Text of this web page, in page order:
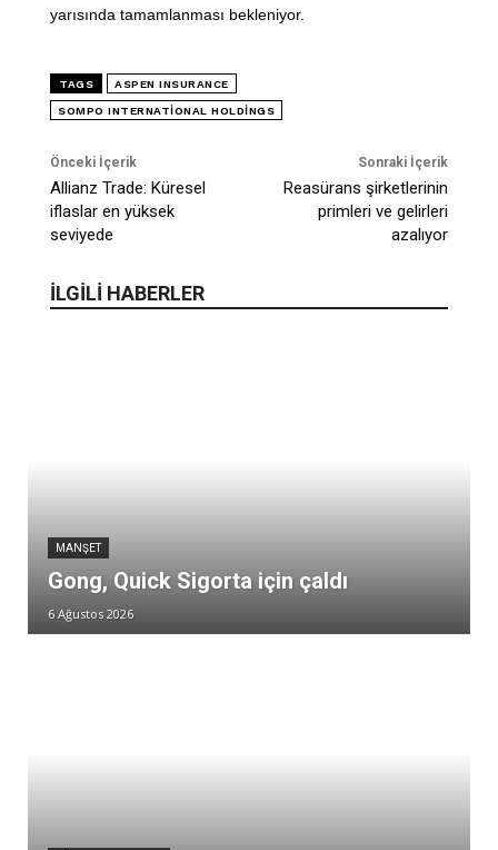
yarısında tamamlanması bekleniyor.
TAGS ASPEN INSURANCE
SOMPO INTERNATIONAL HOLDINGS
Önceki İçerik
Allianz Trade: Küresel
iflaslar en yüksek
seviyede
Sonraki İçerik
Reasürans şirketlerinin
primleri ve gelirleri
azalıyor
İLGİLİ HABERLER
MANŞET
Gong, Quick Sigorta için çaldı
6 Ağustos 2026